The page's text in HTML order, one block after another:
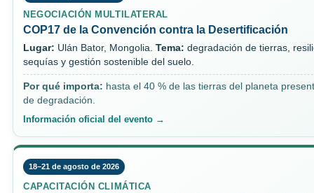
NEGOCIACIÓN MULTILATERAL
COP17 de la Convención contra la Desertificación
Lugar: Ulán Bator, Mongolia. Tema: degradación de tierras,
sequías y gestión sostenible del suelo.
Por qué importa: hasta el 40 % de las tierras del planeta
de degradación.
Información oficial del evento →
18–21 de agosto de 2026
CAPACITACIÓN CLIMÁTICA